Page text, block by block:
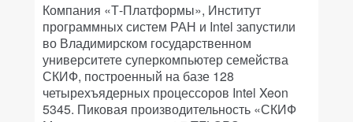
Компания «Т-Платформы», Институт
программных систем РАН и Intel запустили
во Владимирском государственном
университете суперкомпьютер семейства
СКИФ, построенный на базе 128
четырехъядерных процессоров Intel Xeon
5345. Пиковая производительность «СКИФ